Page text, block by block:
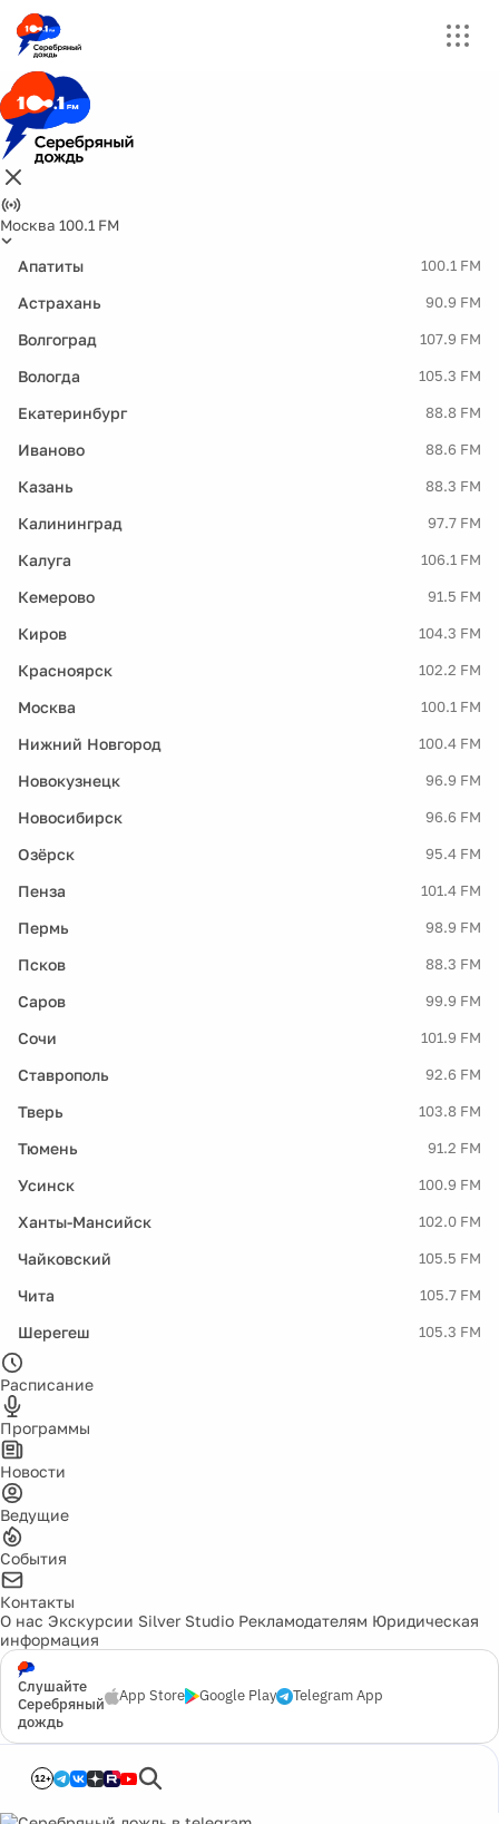
Москва 100.1 FM
Апатиты 100.1 FM
Астрахань 90.9 FM
Волгоград 107.9 FM
Вологда 105.3 FM
Екатеринбург 88.8 FM
Иваново 88.6 FM
Казань 88.3 FM
Калининград 97.7 FM
Калуга 106.1 FM
Кемерово 91.5 FM
Киров 104.3 FM
Красноярск 102.2 FM
Москва 100.1 FM
Нижний Новгород 100.4 FM
Новокузнецк 96.9 FM
Новосибирск 96.6 FM
Озёрск 95.4 FM
Пенза 101.4 FM
Пермь 98.9 FM
Псков 88.3 FM
Саров 99.9 FM
Сочи 101.9 FM
Ставрополь 92.6 FM
Тверь 103.8 FM
Тюмень 91.2 FM
Усинск 100.9 FM
Ханты-Мансийск 102.0 FM
Чайковский 105.5 FM
Чита 105.7 FM
Шерегеш 105.3 FM
Расписание
Программы
Новости
Ведущие
События
Контакты
О нас Экскурсии Silver Studio Рекламодателям Юридическая
информация
Слушайте
Серебряный
дождь
App Store Google Play Telegram App
12+